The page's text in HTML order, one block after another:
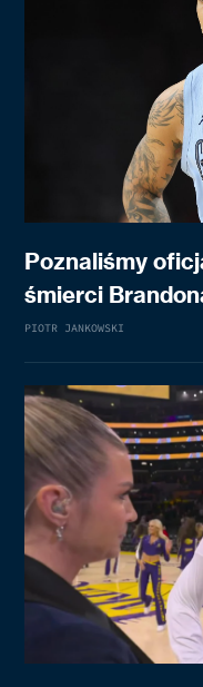
Poznaliśmy
śmierci
PIOTR JANKOWSKI